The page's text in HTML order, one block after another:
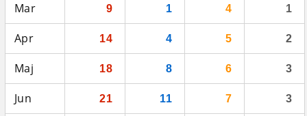
Mar 9 1 4 1
Apr 14 4 5 2
Maj 18 8 6 3
Jun 21 11 7 3